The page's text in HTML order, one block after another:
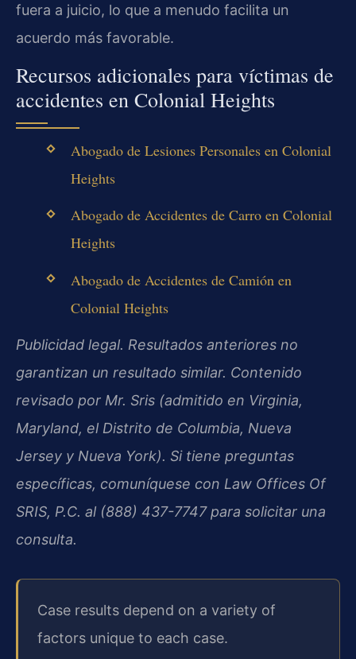
fuera a juicio, lo que a menudo facilita un
acuerdo más favorable.
Recursos adicionales para víctimas de
accidentes en Colonial Heights
Abogado de Lesiones Personales en Colonial
Heights
Abogado de Accidentes de Carro en Colonial
Heights
Abogado de Accidentes de Camión en
Colonial Heights
Publicidad legal. Resultados anteriores no
garantizan un resultado similar. Contenido
revisado por Mr. Sris (admitido en Virginia,
Maryland, el Distrito de Columbia, Nueva
Jersey y Nueva York). Si tiene preguntas
específicas, comuníquese con Law Offices Of
SRIS, P.C. al (888) 437-7747 para solicitar una
consulta.
Case results depend on a variety of
factors unique to each case.